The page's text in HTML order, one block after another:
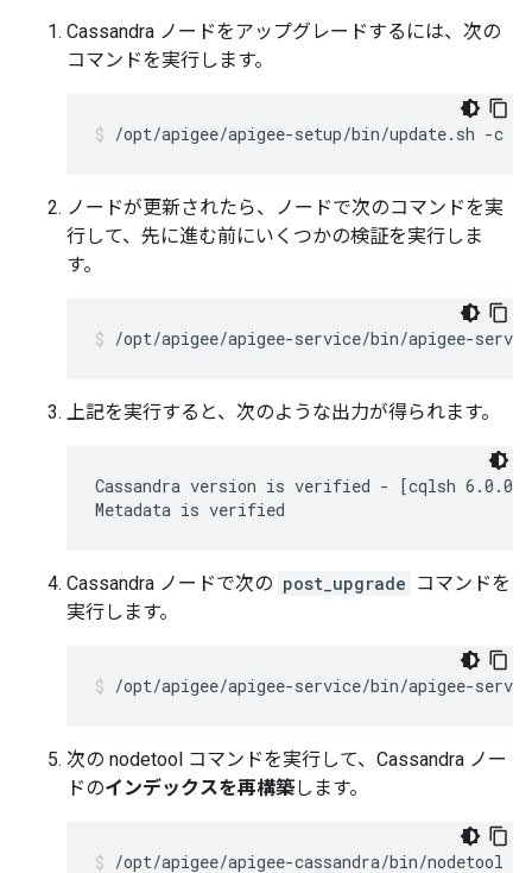
Cassandra ノードをアップグレードするには、次の
コマンドを実行します。
/opt/apigee/apigee-setup/bin/update.sh -c
ノードが更新されたら、ノードで次のコマンドを実
行して、先に進む前にいくつかの検証を実行しま
す。
/opt/apigee/apigee-service/bin/apigee-
上記を実行すると、次のような出力が得られます。
Cassandra version is verified - [cqlsh 6.0.0
Metadata is verified
Cassandra ノードで次の post_upgrade コマンドを
実行します。
/opt/apigee/apigee-service/bin/apigee-
次の nodetool コマンドを実行して、Cassandra ノー
ドのインデックスを再構築します。